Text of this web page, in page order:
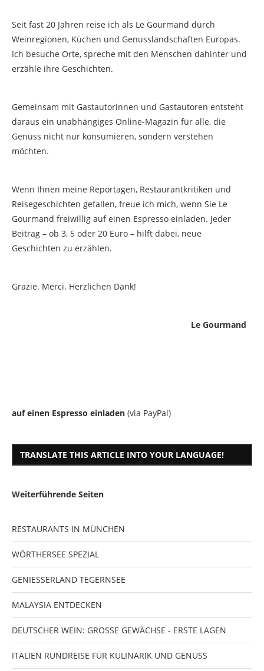
Seit fast 20 Jahren reise ich als Le Gourmand durch
Weinregionen, Küchen und Genusslandschaften Europas.
Ich besuche Orte, spreche mit den Menschen dahinter und
erzähle ihre Geschichten.
Gemeinsam mit Gastautorinnen und Gastautoren entsteht
daraus ein unabhängiges Online-Magazin für alle, die
Genuss nicht nur konsumieren, sondern verstehen
möchten.
Wenn Ihnen meine Reportagen, Restaurantkritiken und
Reisegeschichten gefallen, freue ich mich, wenn Sie Le
Gourmand freiwillig auf einen Espresso einladen. Jeder
Beitrag – ob 3, 5 oder 20 Euro – hilft dabei, neue
Geschichten zu erzählen.
Grazie. Merci. Herzlichen Dank!
Le Gourmand
auf einen Espresso einladen (via PayPal)
TRANSLATE THIS ARTICLE INTO YOUR LANGUAGE!
Weiterführende Seiten
RESTAURANTS IN MÜNCHEN
WÖRTHERSEE SPEZIAL
GENIESSERLAND TEGERNSEE
MALAYSIA ENTDECKEN
DEUTSCHER WEIN: GROSSE GEWÄCHSE - ERSTE LAGEN
ITALIEN RUNDREISE FÜR KULINARIK UND GENUSS